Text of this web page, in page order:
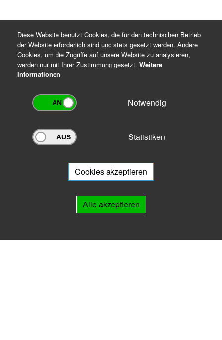
Archivportal Thüringen
Ihnen beratend zur Seite.
Diese Website benutzt Cookies, die für den technischen Betrieb
der Website erforderlich sind und stets gesetzt werden. Andere
Cookies, um die Zugriffe auf unsere Website zu analysieren,
werden nur mit Ihrer Zustimmung gesetzt. Weitere
Informationen
Notwendig
Statistiken
Cookies akzeptieren
Alle akzeptieren